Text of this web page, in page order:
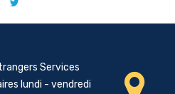
Services
lundi - vendredi